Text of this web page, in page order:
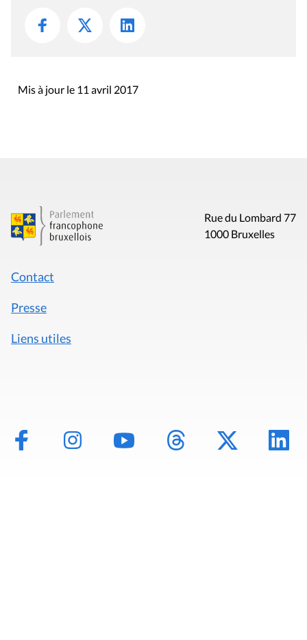
Mis à jour le 11 avril 2017
Rue du Lombard 77
1000 Bruxelles
Contact
Presse
Liens utiles